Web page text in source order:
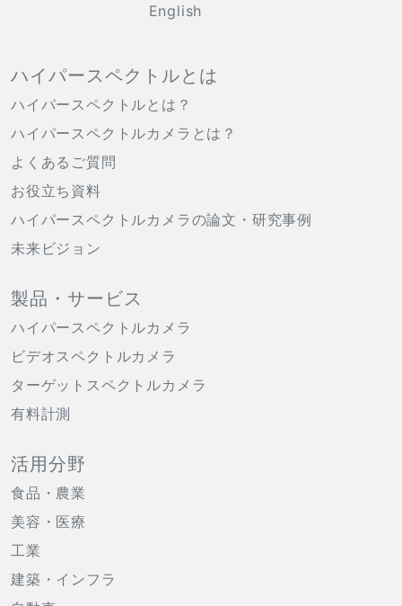
English
ハイパースペクトルとは
ハイパースペクトルとは？
ハイパースペクトルカメラとは？
よくあるご質問
お役立ち資料
ハイパースペクトルカメラの論文・研究事例
未来ビジョン
製品・サービス
ハイパースペクトルカメラ
ビデオスペクトルカメラ
ターゲットスペクトルカメラ
有料計測
活用分野
食品・農業
美容・医療
工業
建築・インフラ